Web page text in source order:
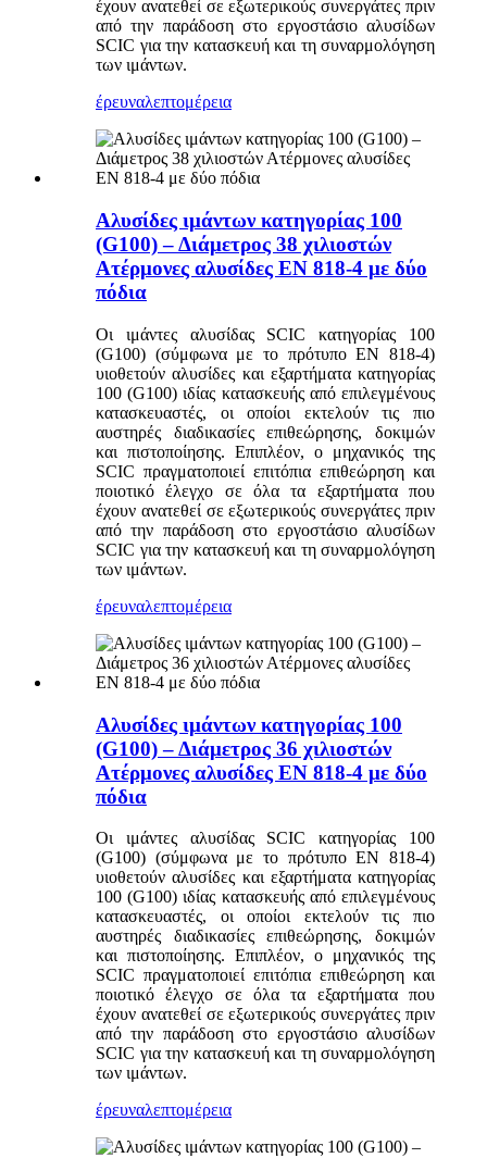
έχουν ανατεθεί σε εξωτερικούς συνεργάτες πριν
από την παράδοση στο εργοστάσιο αλυσίδων
SCIC για την κατασκευή και τη συναρμολόγηση
των ιμάντων.
έρευναλεπτομέρεια
Αλυσίδες ιμάντων κατηγορίας 100
(G100) – Διάμετρος 38 χιλιοστών
Ατέρμονες αλυσίδες EN 818-4 με δύο
πόδια
Οι ιμάντες αλυσίδας SCIC κατηγορίας 100
(G100) (σύμφωνα με το πρότυπο EN 818-4)
υιοθετούν αλυσίδες και εξαρτήματα κατηγορίας
100 (G100) ιδίας κατασκευής από επιλεγμένους
κατασκευαστές, οι οποίοι εκτελούν τις πιο
αυστηρές διαδικασίες επιθεώρησης, δοκιμών
και πιστοποίησης. Επιπλέον, ο μηχανικός της
SCIC πραγματοποιεί επιτόπια επιθεώρηση και
ποιοτικό έλεγχο σε όλα τα εξαρτήματα που
έχουν ανατεθεί σε εξωτερικούς συνεργάτες πριν
από την παράδοση στο εργοστάσιο αλυσίδων
SCIC για την κατασκευή και τη συναρμολόγηση
των ιμάντων.
έρευναλεπτομέρεια
Αλυσίδες ιμάντων κατηγορίας 100
(G100) – Διάμετρος 36 χιλιοστών
Ατέρμονες αλυσίδες EN 818-4 με δύο
πόδια
Οι ιμάντες αλυσίδας SCIC κατηγορίας 100
(G100) (σύμφωνα με το πρότυπο EN 818-4)
υιοθετούν αλυσίδες και εξαρτήματα κατηγορίας
100 (G100) ιδίας κατασκευής από επιλεγμένους
κατασκευαστές, οι οποίοι εκτελούν τις πιο
αυστηρές διαδικασίες επιθεώρησης, δοκιμών
και πιστοποίησης. Επιπλέον, ο μηχανικός της
SCIC πραγματοποιεί επιτόπια επιθεώρηση και
ποιοτικό έλεγχο σε όλα τα εξαρτήματα που
έχουν ανατεθεί σε εξωτερικούς συνεργάτες πριν
από την παράδοση στο εργοστάσιο αλυσίδων
SCIC για την κατασκευή και τη συναρμολόγηση
των ιμάντων.
έρευναλεπτομέρεια